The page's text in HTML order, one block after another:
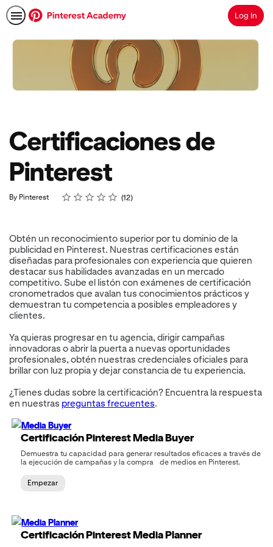
SearchLog In
Certificaciones de
Pinterest
By Pinterest Rating
1 star
2 stars
3 stars
4 stars
5 stars
Average rating: 4.6 12
12 reviews
Obtén un reconocimiento superior por tu dominio de la
publicidad en Pinterest. Nuestras certificaciones están
diseñadas para profesionales con experiencia que quieren
destacar sus habilidades avanzadas en un mercado
competitivo. Sube el listón con exámenes de certificación
cronometrados que avalan tus conocimientos prácticos y
demuestran tu competencia a posibles empleadores y
clientes.
Ya quieras progresar en tu agencia, dirigir campañas
innovadoras o abrir la puerta a nuevas oportunidades
profesionales, obtén nuestras credenciales oficiales para
brillar con luz propia y dejar constancia de tu experiencia.
¿Tienes dudas sobre la certificación? Encuentra la respuesta
en nuestras preguntas frecuentes.
Certificación Pinterest Media Buyer
Demuestra tu capacidad para generar resultados eficaces a través de
la ejecución de campañas y la compra de medios en Pinterest.
Empezar
Certificación Pinterest Media Planner